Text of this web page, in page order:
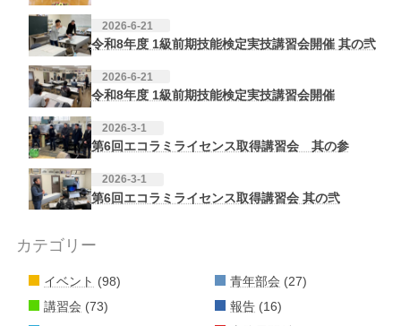
2026-6-21
令和8年度 1級前期技能検定実技講習会開催 其の弐
2026-6-21
令和8年度 1級前期技能検定実技講習会開催
2026-3-1
第6回エコラミライセンス取得講習会 其の参
2026-3-1
第6回エコラミライセンス取得講習会 其の弐
カテゴリー
イベント (98)
講習会 (73)
青年部会 (27)
報告 (16)